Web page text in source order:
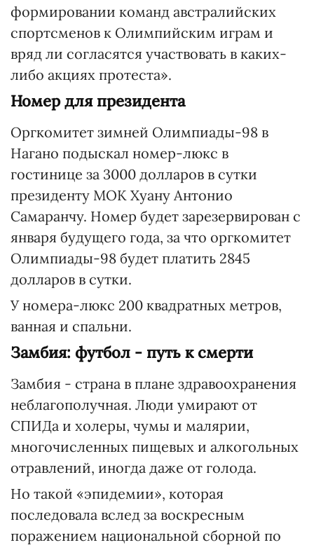
формировании команд австралийских
спортсменов к Олимпийским играм и
вряд ли согласятся участвовать в каких-
либо акциях протеста».
Номер для президента
Оргкомитет зимней Олимпиады-98 в
Нагано подыскал номер-люкс в
гостинице за 3000 долларов в сутки
президенту МОК Хуану Антонио
Самаранчу. Номер будет зарезервирован с
января будущего года, за что оргкомитет
Олимпиады-98 будет платить 2845
долларов в сутки.
У номера-люкс 200 квадратных метров,
ванная и спальни.
Замбия: футбол - путь к смерти
Замбия - страна в плане здравоохранения
неблагополучная. Люди умирают от
СПИДа и холеры, чумы и малярии,
многочисленных пищевых и алкогольных
отравлений, иногда даже от голода.
Но такой «эпидемии», которая
последовала вслед за воскресным
поражением национальной сборной по